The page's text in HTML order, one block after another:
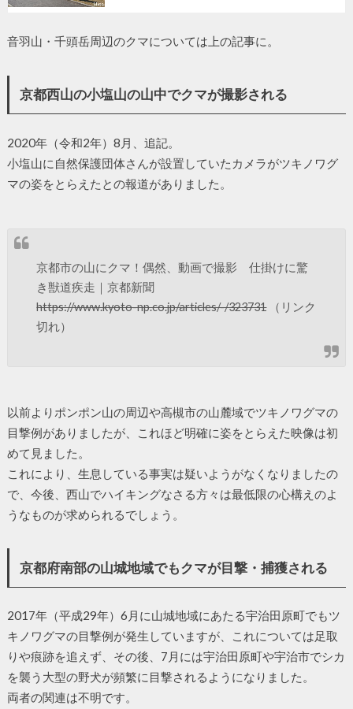
音羽山・千頭岳周辺のクマについては上の記事に。
京都西山の小塩山の山中でクマが撮影される
2020年（令和2年）8月、追記。
小塩山に自然保護団体さんが設置していたカメラがツキノワグ
マの姿をとらえたとの報道がありました。
京都市の山にクマ！偶然、動画で撮影 仕掛けに驚
き獣道疾走｜京都新聞
https://www.kyoto-np.co.jp/articles/-/323731（リンク
切れ）
以前よりポンポン山の周辺や高槻市の山麓域でツキノワグマの
目撃例がありましたが、これほど明確に姿をとらえた映像は初
めて見ました。
これにより、生息している事実は疑いようがなくなりましたの
で、今後、西山でハイキングなさる方々は最低限の心構えのよ
うなものが求められるでしょう。
京都府南部の山城地域でもクマが目撃・捕獲される
2017年（平成29年）6月に山城地域にあたる宇治田原町でもツ
キノワグマの目撃例が発生していますが、これについては足取
りや痕跡を追えず、その後、7月には宇治田原町や宇治市でシカ
を襲う大型の野犬が頻繁に目撃されるようになりました。
両者の関連は不明です。